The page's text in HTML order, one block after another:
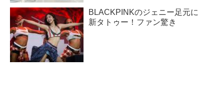
BLACKPINKのジェニー足元に
新タトゥー！ファン驚き